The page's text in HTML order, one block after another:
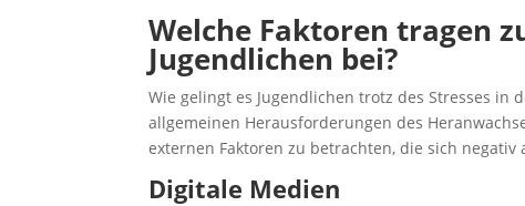
Welche Faktoren tragen
Jugendlichen bei?
Wie gelingt es Jugendlichen trotz des Stresses
allgemeinen Herausforderungen des
externen Faktoren zu betrachten, die sich
Digitale Medien